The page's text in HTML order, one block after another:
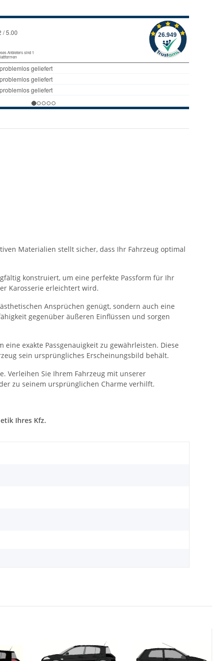
Materialien stellt sicher, dass Ihr Fahrzeug optimal
konstruiert, um eine perfekte Passform für Ihr
Karosserie erleichtert wird.
Ansprüchen genügt, sondern auch eine
gegenüber äußeren Einflüssen und sorgen
exakte Passgenauigkeit zu gewährleisten. Diese
sein ursprüngliches Erscheinungsbild behält.
Verleihen Sie Ihrem Fahrzeug mit unserer
zu seinem ursprünglichen Charme verhilft.
Ihres Kfz.